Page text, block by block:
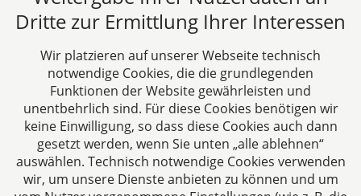
DH&K ist Ihre erfahrene Wirtschaftskanzlei aus
Aachen. Wir denken unternehmerisch und
verstehen uns als Full-Service-Dienstleister. Rechts-
und Steuerberatung auf höchstem Niveau in einer
persönlichen Beratungs- und Arbeitsatmosphäre
sind die Zielsetzungen unserer täglichen Arbeit.
Folgen Sie uns auf
Dritte zur Ermittlung Ihrer Interessen
Wir platzieren auf unserer Webseite technisch
notwendige Cookies, die die grundlegenden
Funktionen der Website gewährleisten und
unentbehrlich sind. Für diese Cookies benötigen wir
keine Einwilligung, so dass diese Cookies auch dann
gesetzt werden, wenn Sie unten „alle ablehnen“
auswählen. Technisch notwendige Cookies verwenden
wir, um unsere Dienste anbieten zu können und um